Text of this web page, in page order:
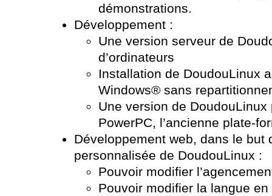
démonstrations.
Développement :
Une version serveur de
d’ordinateurs
Installation de DoudouLinux
Windows® sans
Une version de
PowerPC, l’ancienne plate-
Développement web, dans le but
personnalisée de DoudouLinux :
Pouvoir modifier
Pouvoir modifier la langue en